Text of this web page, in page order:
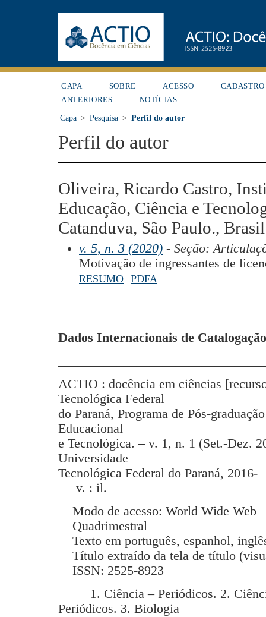
CAPA SOBRE ACESSO
CADASTRO
ANTERIORES
NOTÍCIAS
Capa > Pesquisa > Perfil do autor
Perfil do autor
Oliveira, Ricardo Castro,
Educação, Ciência e
Catanduva, São Paulo., Brasil
v. 5, n. 3 (2020) - Seção:
Motivação de ingressantes de
RESUMO PDFA
Dados Internacionais de
ACTIO : docência em ciências
Tecnológica Federal
do Paraná, Programa de Pós-
Educacional
e Tecnológica. – v. 1, n. 1 (Set.-Dez.
Universidade
Tecnológica Federal do Paraná, 2016-
v. : il.
Modo de acesso: World Wide Web
Quadrimestral
Texto em português, espanhol,
Título extraído da tela de título
ISSN: 2525-8923
1. Ciência – Periódicos. 2.
Periódicos. 3. Biologia